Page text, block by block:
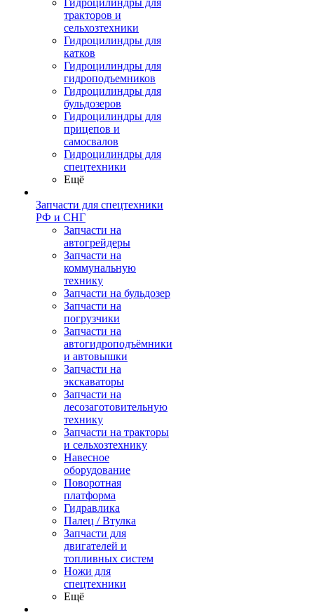
Гидроцилиндры для
тракторов и
сельхозтехники
Гидроцилиндры для
катков
Гидроцилиндры для
гидроподъемников
Гидроцилиндры для
бульдозеров
Гидроцилиндры для
прицепов и
самосвалов
Гидроцилиндры для
спецтехники
Ещё
Запчасти для спецтехники
РФ и СНГ
Запчасти на
автогрейдеры
Запчасти на
коммунальную
технику
Запчасти на бульдозер
Запчасти на
погрузчики
Запчасти на
автогидроподъёмники
и автовышки
Запчасти на
экскаваторы
Запчасти на
лесозаготовительную
технику
Запчасти на тракторы
и сельхозтехнику
Навесное
оборудование
Поворотная
платформа
Гидравлика
Палец / Втулка
Запчасти для
двигателей и
топливных систем
Ножи для
спецтехники
Ещё